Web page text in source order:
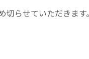
らせていただきます